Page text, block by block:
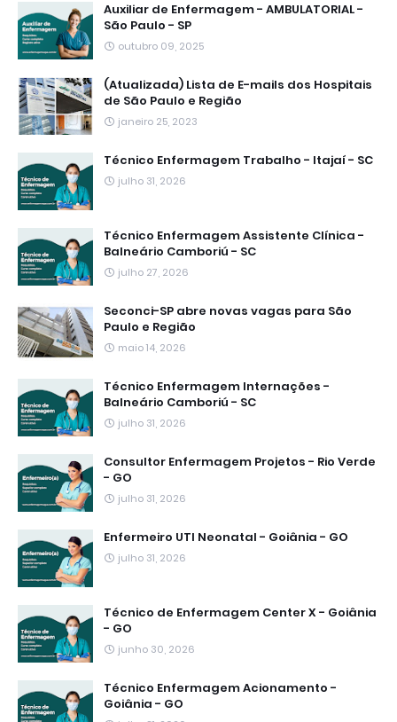
Auxiliar de Enfermagem - AMBULATORIAL -
São Paulo - SP
outubro 09, 2025
(Atualizada) Lista de E-mails dos Hospitais
de São Paulo e Região
janeiro 25, 2023
Técnico Enfermagem Trabalho - Itajaí - SC
julho 31, 2026
Técnico Enfermagem Assistente Clínica -
Balneário Camboriú - SC
julho 27, 2026
Seconci-SP abre novas vagas para São
Paulo e Região
maio 14, 2026
Técnico Enfermagem Internações -
Balneário Camboriú - SC
julho 31, 2026
Consultor Enfermagem Projetos - Rio Verde
- GO
julho 31, 2026
Enfermeiro UTI Neonatal - Goiânia - GO
julho 31, 2026
Técnico de Enfermagem Center X - Goiânia
- GO
junho 30, 2026
Técnico Enfermagem Acionamento -
Goiânia - GO